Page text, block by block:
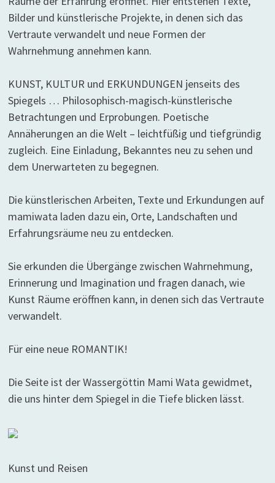
Bilder und künstlerische Projekte, in denen sich das
Vertraute verwandelt und neue Formen der
Wahrnehmung annehmen kann.
KUNST, KULTUR und ERKUNDUNGEN jenseits des
Spiegels … Philosophisch-magisch-künstlerische
Betrachtungen und Erprobungen. Poetische
Annäherungen an die Welt – leichtfüßig und tiefgründig
zugleich. Eine Einladung, Bekanntes neu zu sehen und
dem Unerwarteten zu begegnen.
Die künstlerischen Arbeiten, Texte und Erkundungen auf
mamiwata laden dazu ein, Orte, Landschaften und
Erfahrungsräume neu zu entdecken.
Sie erkunden die Übergänge zwischen Wahrnehmung,
Erinnerung und Imagination und fragen danach, wie
Kunst Räume eröffnen kann, in denen sich das Vertraute
verwandelt.
Für eine neue ROMANTIK!
Die Seite ist der Wassergöttin Mami Wata gewidmet,
die uns hinter dem Spiegel in die Tiefe blicken lässt.
Kunst und Reisen